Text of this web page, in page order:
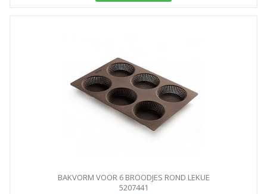
BAKVORM VOOR 6 BROODJES ROND LEKUE
5207441